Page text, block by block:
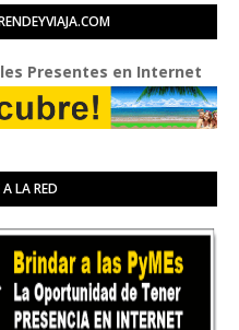
en Internet
LA RED